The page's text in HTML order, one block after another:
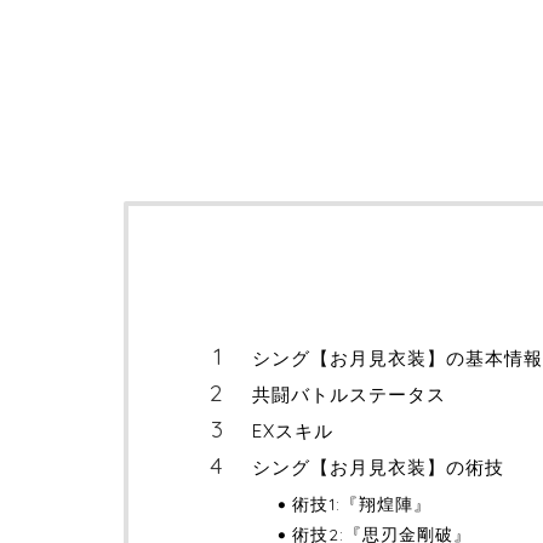
シング【お月見衣装】の基本情報
共闘バトルステータス
EXスキル
シング【お月見衣装】の術技
術技1:『翔煌陣』
術技2:『思刃金剛破』